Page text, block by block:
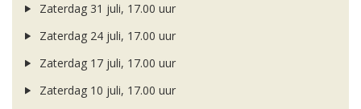
Zaterdag 31 juli, 17.00 uur
Zaterdag 24 juli, 17.00 uur
Zaterdag 17 juli, 17.00 uur
Zaterdag 10 juli, 17.00 uur